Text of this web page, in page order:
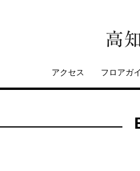
アクセス フロアガ